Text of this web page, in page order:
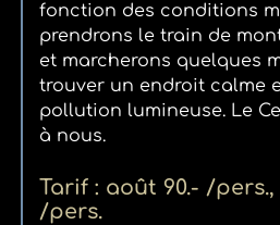
fonction des conditions
prendrons le train de
et marcherons quelques
trouver un endroit calme
pollution lumineuse. Le
à nous.
Tarif : août 90.- /pers.,
/pers.